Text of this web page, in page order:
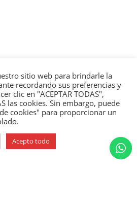
sitio web para brindarle la
recordando sus preferencias y
clic en "ACEPTAR TODAS",
las cookies. Sin embargo, puede
cookies" para proporcionar un
Acepto todo